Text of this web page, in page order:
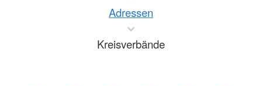
Adressen
Kreisverbände